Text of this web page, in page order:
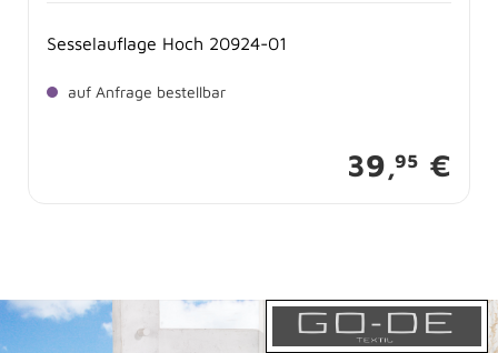
Sesselauflage Hoch 20924-01
auf Anfrage bestellbar
39,95 €